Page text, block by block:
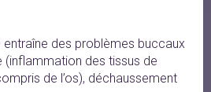
des problèmes buccaux
(inflammation des tissus de
de l’os), déchaussement